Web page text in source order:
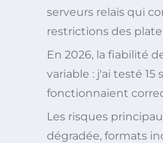
serveurs relais qui
restrictions des
En 2026, la fiabilité
variable : j'ai testé 15
fonctionnaient
Les risques
dégradée, formats